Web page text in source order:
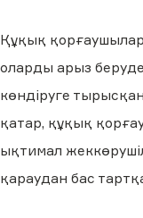
Құқық
оларды арыз
көндіруге
қатар, құқық
ықтимал
қараудан бас